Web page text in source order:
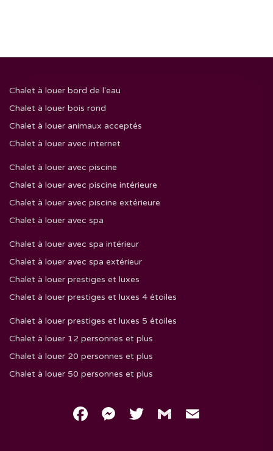
Chalet à louer bord de l'eau
Chalet à louer bois rond
Chalet à louer animaux acceptés
Chalet à louer avec internet
Chalet à louer avec piscine
Chalet à louer avec piscine intérieure
Chalet à louer avec piscine extérieure
Chalet à louer avec spa
Chalet à louer avec spa intérieur
Chalet à louer avec spa extérieur
Chalet à louer prestiges et luxes
Chalet à louer prestiges et luxes 4 étoiles
Chalet à louer prestiges et luxes 5 étoiles
Chalet à louer 12 personnes et plus
Chalet à louer 20 personnes et plus
Chalet à louer 50 personnes et plus
FacebookMessenger
Twitter Gmail